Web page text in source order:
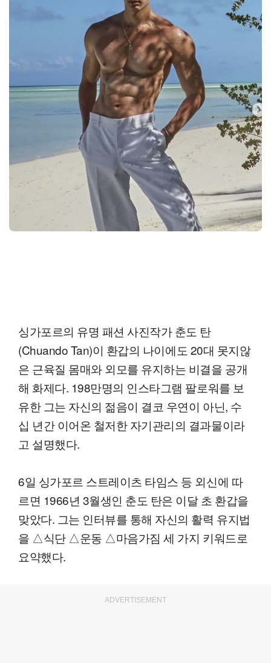
싱가포르의 유명 패션 사진작가 춘도 탄
(Chuando Tan)이 환갑의 나이에도 20대 못지않
은 근육질 몸매와 외모를 유지하는 비결을 공개
해 화제다. 198만명의 인스타그램 팔로워를 보
유한 그는 자신의 젊음이 결코 우연이 아닌, 수
십 년간 이어온 철저한 자기관리의 결과물이라
고 설명했다.
6일 싱가포르 스트레이츠 타임스 등 외신에 따
르면 1966년 3월생인 춘도 탄은 이달 초 환갑을
맞았다. 그는 인터뷰를 통해 자신의 활력 유지법
을 △식단 △운동 △마음가짐 세 가지 키워드로
요약했다.
ADVERTISEMENT